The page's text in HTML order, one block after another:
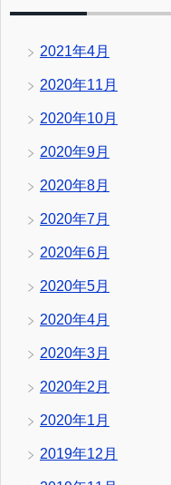
2021年4月
2020年11月
2020年10月
2020年9月
2020年8月
2020年7月
2020年6月
2020年5月
2020年4月
2020年3月
2020年2月
2020年1月
2019年12月